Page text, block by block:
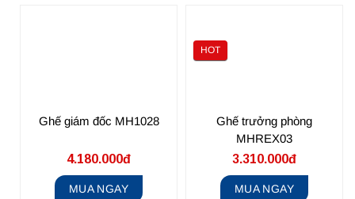
Ghế giám đốc MH1028
4.180.000đ
MUA NGAY
HOT
Ghế trưởng phòng
MHREX03
3.310.000đ
MUA NGAY